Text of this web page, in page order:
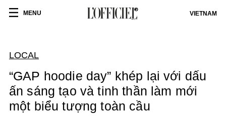
MENU VIETNAM
LOCAL
“GAP hoodie day” khép lại với dấu
ấn sáng tạo và tinh thần làm mới
một biểu tượng toàn cầu